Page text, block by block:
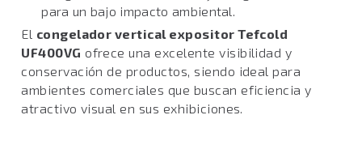
para un bajo impacto ambiental.
El congelador vertical expositor Tefcold
UF400VG ofrece una excelente visibilidad y
conservación de productos, siendo ideal para
ambientes comerciales que buscan eficiencia y
atractivo visual en sus exhibiciones.